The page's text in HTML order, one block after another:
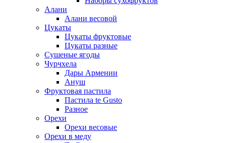
Алани
Алани весовой
Цукаты
Цукаты фруктовые
Цукаты разные
Сушеные ягоды
Чурчхела
Дары Армении
Ануш
Фруктовая пастила
Пастила te Gusto
Разное
Орехи
Орехи весовые
Орехи в меду